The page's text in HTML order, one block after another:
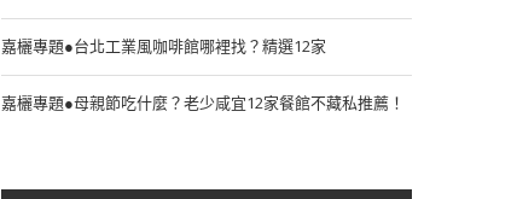
嘉欐專題●台北工業風咖啡館哪裡找？精選12家
嘉欐專題●母親節吃什麼？老少咸宜12家餐館不藏私推薦！